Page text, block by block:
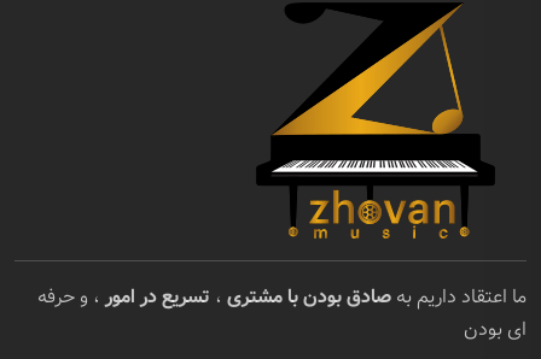
ما اعتقاد داریم به صادق بودن با مشتری ، تسریع در امور ، و حرفه
ای بودن